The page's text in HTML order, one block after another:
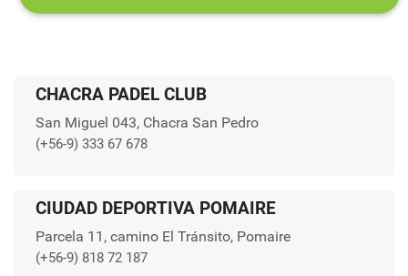
CHACRA PADEL CLUB
San Miguel 043, Chacra San Pedro
(+56-9) 333 67 678
CIUDAD DEPORTIVA POMAIRE
Parcela 11, camino El Tránsito, Pomaire
(+56-9) 818 72 187